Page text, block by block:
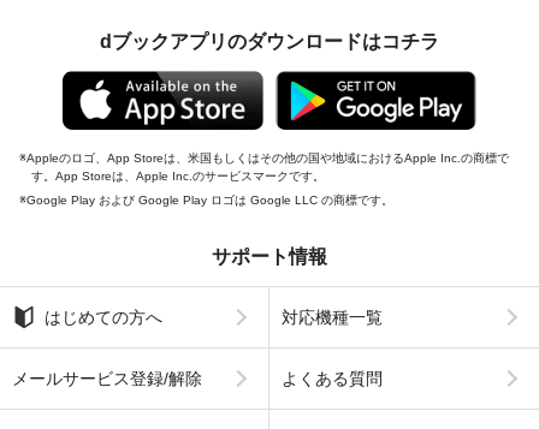
dブックアプリのダウンロードはコチラ
Appleのロゴ、App Storeは、米国もしくはその他の国や地域におけるApple Inc.の商標で
す。App Storeは、Apple Inc.のサービスマークです。
Google Play および Google Play ロゴは Google LLC の商標です。
サポート情報
はじめての方へ 対応機種一覧
メールサービス登録/解除 よくある質問